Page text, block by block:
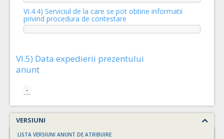
VI.4.4) Serviciul de la care se pot obtine informatii
privind procedura de contestare
VI.5) Data expedierii prezentului
anunt
-
VERSIUNI
LISTA VERSIUNI ANUNT DE ATRIBUIRE